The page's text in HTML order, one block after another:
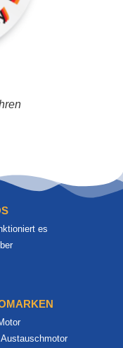
es
Austauschmotor